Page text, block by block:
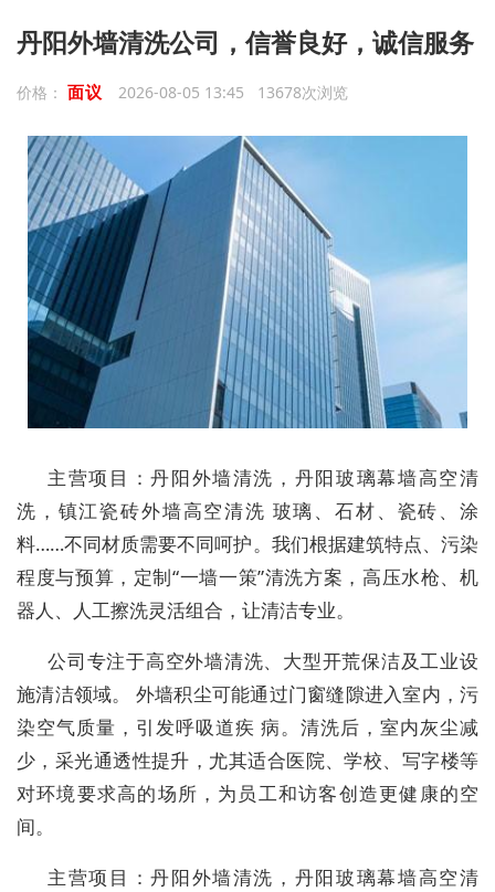
丹阳外墙清洗公司，信誉良好，诚信服务
价格： 面议 2026-08-05 13:45 13678次浏览
主营项目：丹阳外墙清洗，丹阳玻璃幕墙高空清
洗，镇江瓷砖外墙高空清洗 玻璃、石材、瓷砖、涂
料……不同材质需要不同呵护。我们根据建筑特点、污染
程度与预算，定制“一墙一策”清洗方案，高压水枪、机
器人、人工擦洗灵活组合，让清洁专业。
公司专注于高空外墙清洗、大型开荒保洁及工业设
施清洁领域。 外墙积尘可能通过门窗缝隙进入室内，污
染空气质量，引发呼吸道疾 病。清洗后，室内灰尘减
少，采光通透性提升，尤其适合医院、学校、写字楼等
对环境要求高的场所，为员工和访客创造更健康的空
间。
主营项目：丹阳外墙清洗，丹阳玻璃幕墙高空清